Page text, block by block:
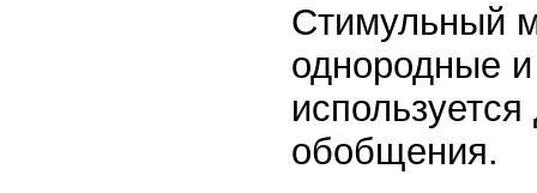
Стимульный
однородные
обобщения.